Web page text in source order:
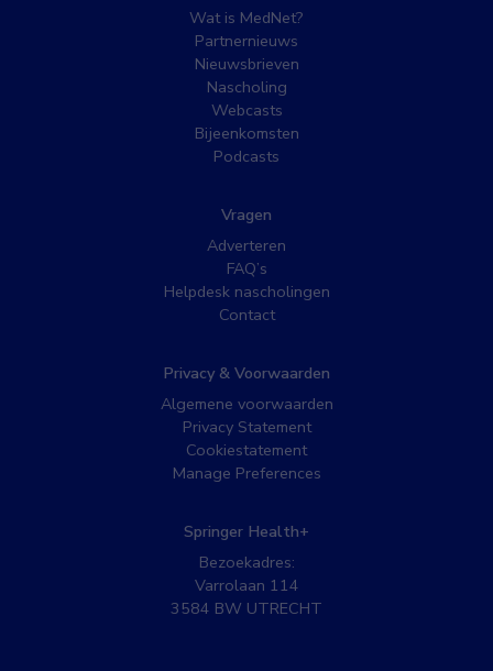
Wat is MedNet?
Partnernieuws
Nieuwsbrieven
Nascholing
Webcasts
Bijeenkomsten
Podcasts
Vragen
Adverteren
FAQ’s
Helpdesk nascholingen
Contact
Privacy & Voorwaarden
Algemene voorwaarden
Privacy Statement
Cookiestatement
Manage Preferences
Springer Health+
Bezoekadres:
Varrolaan 114
3584 BW UTRECHT